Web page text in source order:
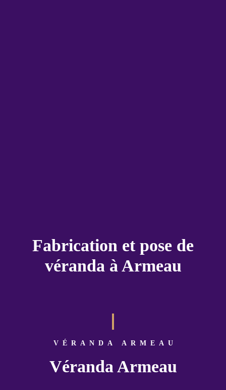
Fabrication et pose de
véranda à Armeau
VÉRANDA ARMEAU
Véranda Armeau